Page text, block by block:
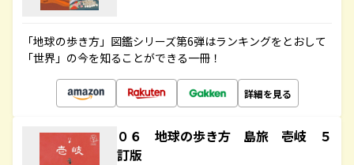
「地球の歩き方」図鑑シリーズ第6弾はランキングをとおして
「世界」の今を知ることができる一冊！
詳細を見る
０６ 地球の歩き方 島旅 壱岐 ５
訂版